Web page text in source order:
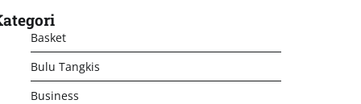
Basket
Bulu Tangkis
Business